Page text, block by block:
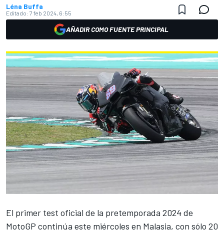
Léna Buffa
Editado: 7 feb 2024, 6:55
AÑADIR COMO FUENTE PRINCIPAL
El primer test oficial de la pretemporada 2024 de
MotoGP continúa este miércoles en Malasia, con sólo 20